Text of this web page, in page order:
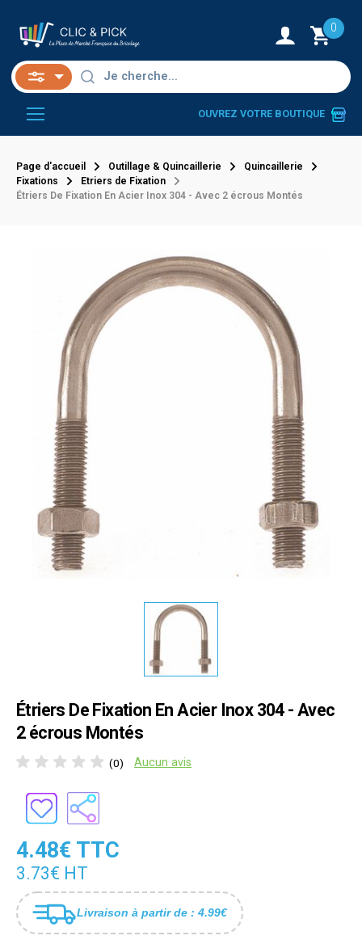
0
OUVREZ VOTRE BOUTIQUE
Page d'accueil Outillage & Quincaillerie
Quincaillerie
Fixations
Etriers de Fixation
Étriers De Fixation En Acier Inox 304 - Avec 2 écrous Montés
Étriers De Fixation En Acier Inox 304 - Avec
2 écrous Montés
(0) Aucun avis
4.48€ TTC
3.73€ HT
Livraison à partir de : 4.99€